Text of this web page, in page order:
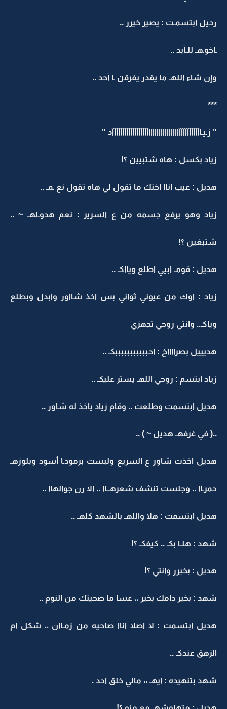
رحيل ابتسمـت : يصير خيرر ..
ـآخوـهـ للـأبد ..
وإن شاء اللهـ ما يقدر يفرقن ـا أحد ..
***
" زـيـآآآآآآآآآآآاااااااااااااااآآآآآآآآآآآآآآآآآآد "
زياد بكسل : هاه شتبيين ؟!
هديل : عيب اناا اختك ما تقول لي هاه تقول نع ـمـ ..
زياد وهو يرفع جسمه من ع السرير : نعم هدوـلهـ ~ ..
شتبغين ؟!
هديل : قومـ ابيي اطلع ويااكـ ..
زياد : اوك من عيوني ثواني بس اخذ شااور وابدل وبطلع
وياكـ.. وانتي روحي تجهزي
هديييل بصرااااخ : احبببببببببببكـ ..
زياد ابتسم : روحي اللهـ يستر عليكـ ..
هديل ابتسمت وطلعت .. وقام زياد ياخذ له شاور ..
..( في غرفهـ هديل ~ ) ..
هديل اخذت شاور ع السريع ولبست برمودـا أسود وبلوزهـ
حمرـاا .. وجلست تنشف شعرهــاا .. الا رن جوالهاا ..
هديل ابتسمت : هلا واللهـ بالشهد كلهـ ..
شهد : هلـا بكـ .. كيفكـ ؟!
هديل : بخيرر وانتي ؟!
شهد : بخير دامك بخير ،، عسا ما صحيتك من النوم ..
هديل ابتسمت : لا اصلا اناا صاحيه من زمـاان ،، شكل ام
الزهق عندكـ ..
شهد بتنهيده : ايهـ ،، مالي خلق احد .